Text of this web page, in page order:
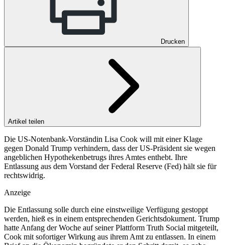
Drucken
Artikel teilen
Die US-Notenbank-Vorständin Lisa Cook will mit einer Klage
gegen Donald Trump verhindern, dass der US-Präsident sie wegen
angeblichen Hypothekenbetrugs ihres Amtes enthebt. Ihre
Entlassung aus dem Vorstand der Federal Reserve (Fed) hält sie für
rechtswidrig.
Anzeige
Die Entlassung solle durch eine einstweilige Verfügung gestoppt
werden, hieß es in einem entsprechenden Gerichtsdokument. Trump
hatte Anfang der Woche auf seiner Plattform Truth Social mitgeteilt,
Cook mit sofortiger Wirkung aus ihrem Amt zu entlassen. In einem